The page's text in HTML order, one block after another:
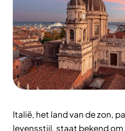
Italië, het land van de zon,
levensstijl, staat bekend om